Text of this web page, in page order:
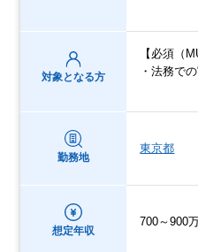
対象となる方
【必須（
・法務で
勤務地
東京都
想定年収
700～900